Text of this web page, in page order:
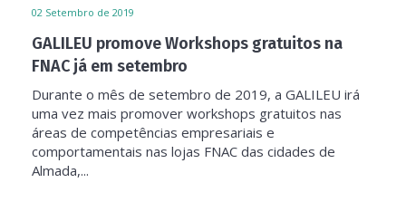
02 Setembro de 2019
GALILEU promove Workshops gratuitos na
FNAC já em setembro
Durante o mês de setembro de 2019, a GALILEU irá
uma vez mais promover workshops gratuitos nas
áreas de competências empresariais e
comportamentais nas lojas FNAC das cidades de
Almada,...